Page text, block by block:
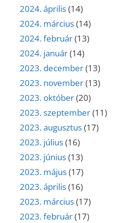
2024. április(14)
2024. március(14)
2024. február(13)
2024. január(14)
2023. december(13)
2023. november(13)
2023. október(20)
2023. szeptember(11)
2023. augusztus(17)
2023. július(16)
2023. június(13)
2023. május(17)
2023. április(16)
2023. március(17)
2023. február(17)